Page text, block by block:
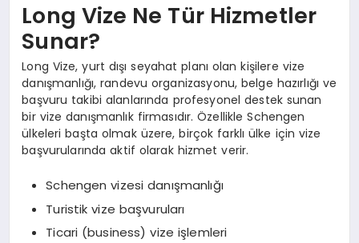
Long Vize Ne Tür Hizmetler
Sunar?
Long Vize, yurt dışı seyahat planı olan kişilere vize
danışmanlığı, randevu organizasyonu, belge hazırlığı ve
başvuru takibi alanlarında profesyonel destek sunan
bir vize danışmanlık firmasıdır. Özellikle Schengen
ülkeleri başta olmak üzere, birçok farklı ülke için vize
başvurularında aktif olarak hizmet verir.
Schengen vizesi danışmanlığı
Turistik vize başvuruları
Ticari (business) vize işlemleri